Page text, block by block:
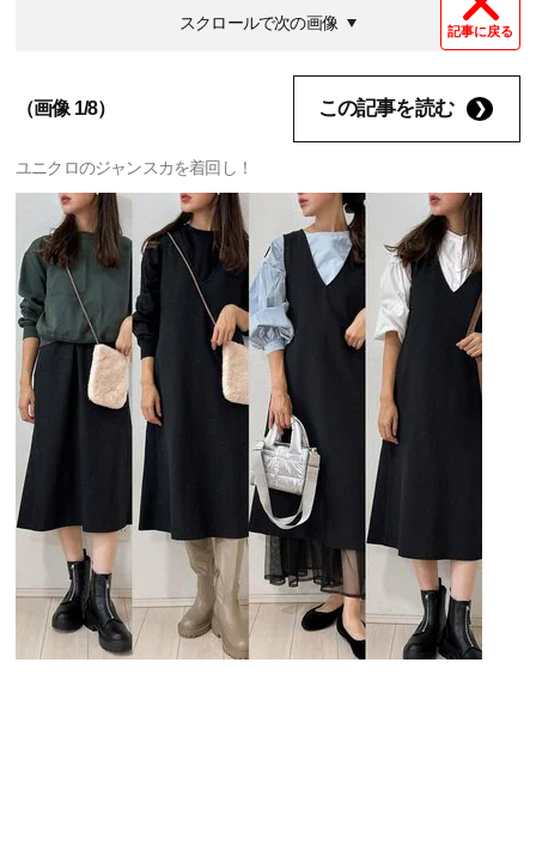
記事に戻る
スクロールで次の画像
（画像 1/8） この記事を読む
ユニクロのジャンスカを着回し！